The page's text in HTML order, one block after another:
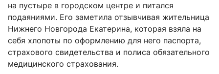
на пустыре в городском центре и питался
подаяниями. Его заметила отзывчивая жительница
Нижнего Новгорода Екатерина, которая взяла на
себя хлопоты по оформлению для него паспорта,
страхового свидетельства и полиса обязательного
медицинского страхования.